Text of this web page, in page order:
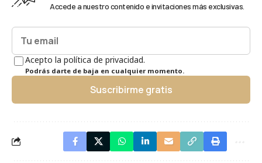
Accede a nuestro contenido e invitaciones más exclusivas.
Acepto la política de privacidad.
Podrás darte de baja en cualquier momento.
Suscribirme gratis